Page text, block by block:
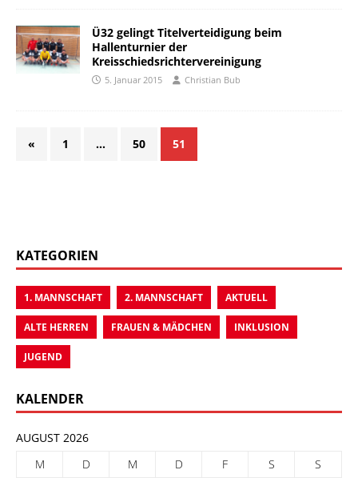
Ü32 gelingt Titelverteidigung beim
Hallenturnier der
Kreisschiedsrichtervereinigung
5. Januar 2015 Christian Bub
« 1 … 50 51
KATEGORIEN
1. MANNSCHAFT 2. MANNSCHAFT AKTUELL
ALTE HERREN FRAUEN & MÄDCHEN INKLUSION
JUGEND
KALENDER
AUGUST 2026
M
D M D F S S